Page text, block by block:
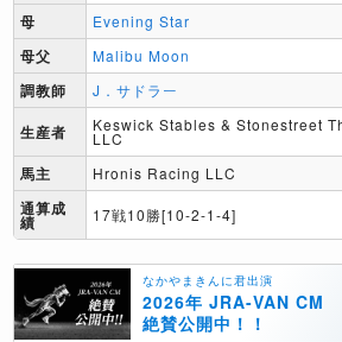
母 Evening Star
母父 Malibu Moon
調教師 J．サドラー
生産者 Keswick Stables & Stonestreet
LLC
馬主 Hronis Racing LLC
通算成
績 17戦10勝[10-2-1-4]
なかやまきんに君出演
2026年 JRA-VAN CM
絶賛公開中！！